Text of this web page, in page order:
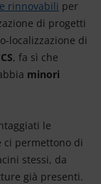
rinnovabili per
di progetti
localizzazione di
, fa sì che
minori
le
ci permettono di
stessi, da
già presenti.